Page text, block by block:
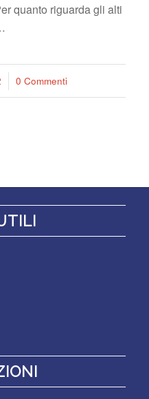
quanto riguarda gli alti
0 Commenti